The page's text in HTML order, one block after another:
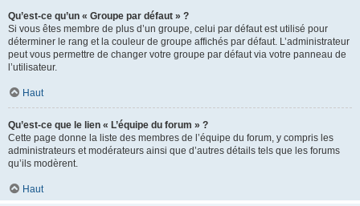
Qu’est-ce qu’un « Groupe par défaut » ?
Si vous êtes membre de plus d’un groupe, celui par défaut est utilisé pour
déterminer le rang et la couleur de groupe affichés par défaut. L’administrateur
peut vous permettre de changer votre groupe par défaut via votre panneau de
l’utilisateur.
Haut
Qu’est-ce que le lien « L’équipe du forum » ?
Cette page donne la liste des membres de l’équipe du forum, y compris les
administrateurs et modérateurs ainsi que d’autres détails tels que les forums
qu’ils modèrent.
Haut